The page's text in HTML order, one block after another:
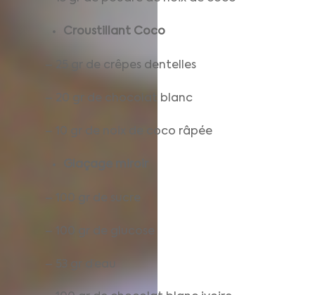
Croustillant Coco
– 25 gr de crêpes dentelles
– 20 gr de chocolat blanc
– 10 gr de noix de coco râpée
– 100 gr de sucre
– 100 gr de glucose
– 53 gr d’eau